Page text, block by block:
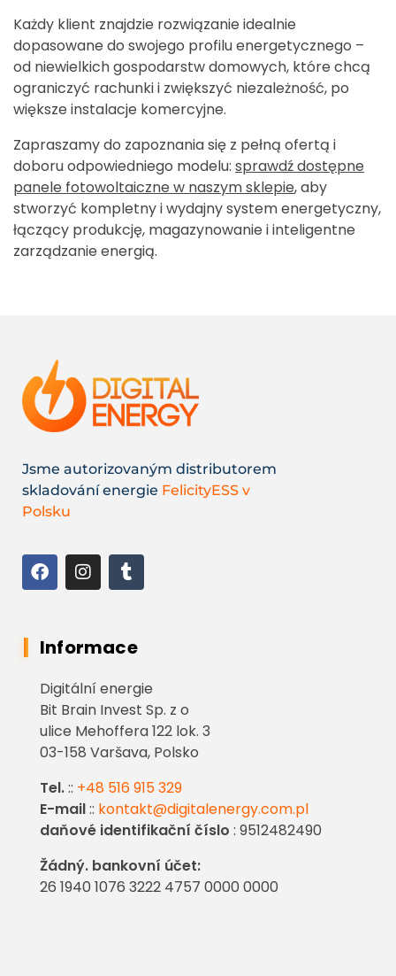
Każdy klient znajdzie rozwiązanie idealnie
dopasowane do swojego profilu energetycznego –
od niewielkich gospodarstw domowych, które chcą
ograniczyć rachunki i zwiększyć niezależność, po
większe instalacje komercyjne.
Zapraszamy do zapoznania się z pełną ofertą i
doboru odpowiedniego modelu: sprawdź dostępne
panele fotowoltaiczne w naszym sklepie, aby
stworzyć kompletny i wydajny system energetyczny,
łączący produkcję, magazynowanie i inteligentne
zarządzanie energią.
Jsme autorizovaným distributorem
skladování energie FelicityESS v
Polsku
Informace
Digitální energie
Bit Brain Invest Sp. z o
ulice Mehoffera 122 lok. 3
03-158 Varšava, Polsko
Tel.:: +48 516 915 329
E-mail:: kontakt@digitalenergy.com.pl
daňové identifikační číslo : 9512482490
Žádný. bankovní účet:
26 1940 1076 3222 4757 0000 0000